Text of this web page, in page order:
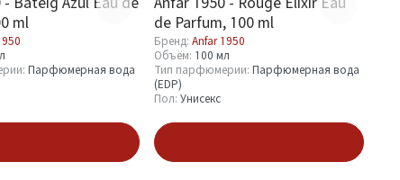
ml
Парфюмерная вода
de Parfum, 100 ml
Бренд: Anfar 1950
Объём: 100 мл
Тип парфюмерии: Парфюмерная вода
(EDP)
Пол: Унисекс